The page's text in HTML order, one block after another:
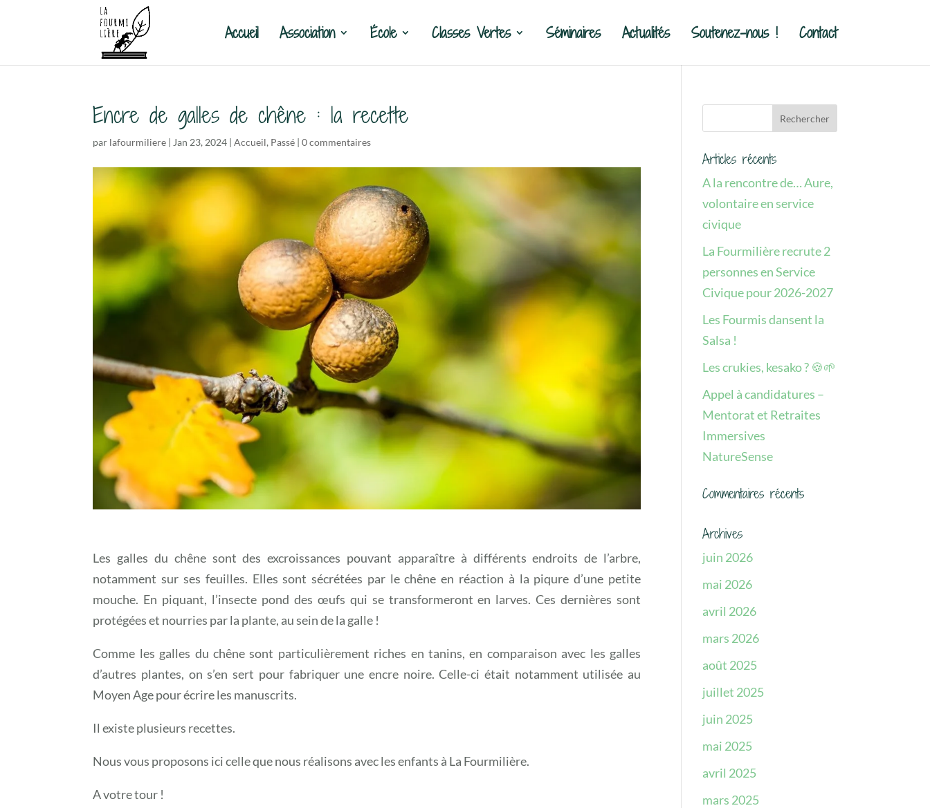
Accueil Association École Classes Vertes Séminaires Actualités Soutenez-nous ! Contact
Encre de galles de chêne : la recette
par lafourmiliere | Jan 23, 2024 |Accueil, Passé |0 commentaires
Les galles du chêne sont des excroissances pouvant apparaître à différents endroits de l’arbre,
notamment sur ses feuilles. Elles sont sécrétées par le chêne en réaction à la piqure d’une petite
mouche. En piquant, l’insecte pond des œufs qui se transformeront en larves. Ces dernières sont
protégées et nourries par la plante, au sein de la galle !
Comme les galles du chêne sont particulièrement riches en tanins, en comparaison avec les galles
d’autres plantes, on s’en sert pour fabriquer une encre noire. Celle-ci était notamment utilisée au
Moyen Age pour écrire les manuscrits.
Il existe plusieurs recettes.
Nous vous proposons ici celle que nous réalisons avec les enfants à La Fourmilière.
A votre tour !
Articles récents
A la rencontre de… Aure,
volontaire en service
civique
La Fourmilière recrute 2
personnes en Service
Civique pour 2026-2027
Les Fourmis dansent la
Salsa !
Les crukies, kesako ? 🍪🌱
Appel à candidatures –
Mentorat et Retraites
Immersives
NatureSense
Commentaires récents
Archives
juin 2026
mai 2026
avril 2026
mars 2026
août 2025
juillet 2025
juin 2025
mai 2025
avril 2025
mars 2025